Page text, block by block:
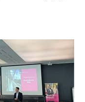
sessie_29 mei 2024